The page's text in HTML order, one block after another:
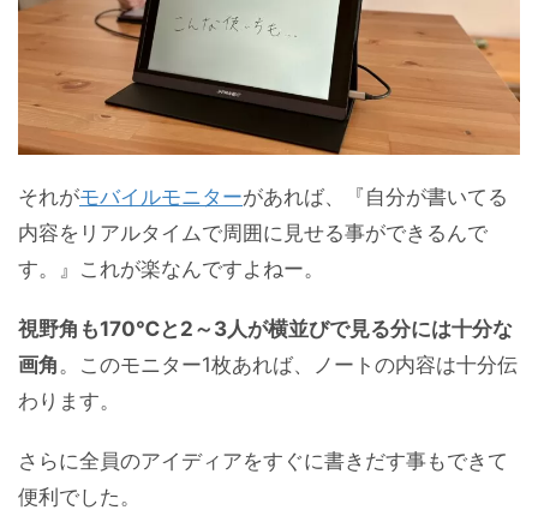
それがモバイルモニターがあれば、『自分が書いてる
内容をリアルタイムで周囲に見せる事ができるんで
す。』これが楽なんですよねー。
視野角も170℃と2～3人が横並びで見る分には十分な
画角 。このモニター1枚あれば、ノートの内容は十分伝
わります。
さらに全員のアイディアをすぐに書きだす事もできて
便利でした。